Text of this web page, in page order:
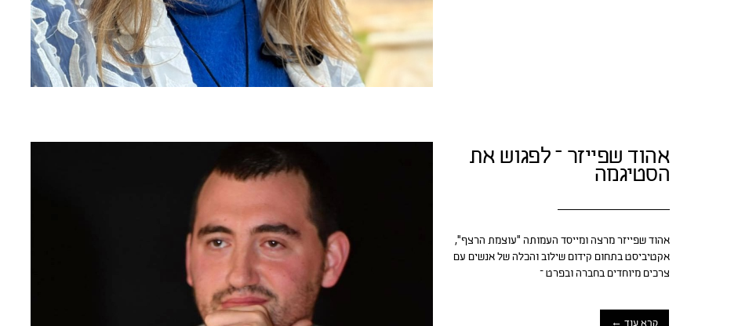
אהוד שפייזר – לפגוש את
הסטיגמה
אהוד שפייזר מרצה ומייסד העמותה "עוצמת הרצף",
אקטיביסט בתחום קידום שילוב והכלה של אנשים עם
צרכים מיוחדים בחברה ובפרט –
קרא עוד ←